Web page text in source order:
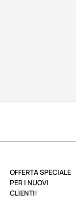
OFFERTA SPECIALE
PER I NUOVI
CLIENTI!